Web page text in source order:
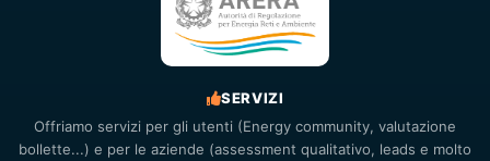
SERVIZI
Offriamo servizi per gli utenti (Energy community, valutazione
bollette...) e per le aziende (assessment qualitativo, leads e molto